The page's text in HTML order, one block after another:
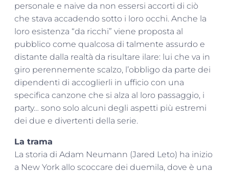
personale e naive da non essersi accorti di ciò
che stava accadendo sotto i loro occhi. Anche la
loro esistenza “da ricchi” viene proposta al
pubblico come qualcosa di talmente assurdo e
distante dalla realtà da risultare ilare: lui che va in
giro perennemente scalzo, l’obbligo da parte dei
dipendenti di accoglierli in ufficio con una
specifica canzone che si alza al loro passaggio, i
party… sono solo alcuni degli aspetti più estremi
dei due e divertenti della serie.
La trama
La storia di Adam Neumann (Jared Leto) ha inizio
a New York allo scoccare dei duemila, dove è una